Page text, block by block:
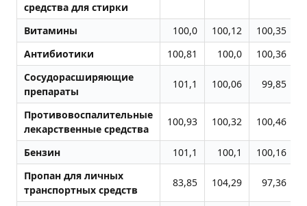
средства для стирки
Витамины 100,0 100,12 100,35
Антибиотики
100,81 100,0 100,36
Сосудорасширяющие
препараты
101,1 100,06 99,85
Противовоспалительные
лекарственные средства
100,93 100,32 100,46
Бензин 101,1 100,1
100,16
Пропан для личных
транспортных средств
83,85 104,29 97,36